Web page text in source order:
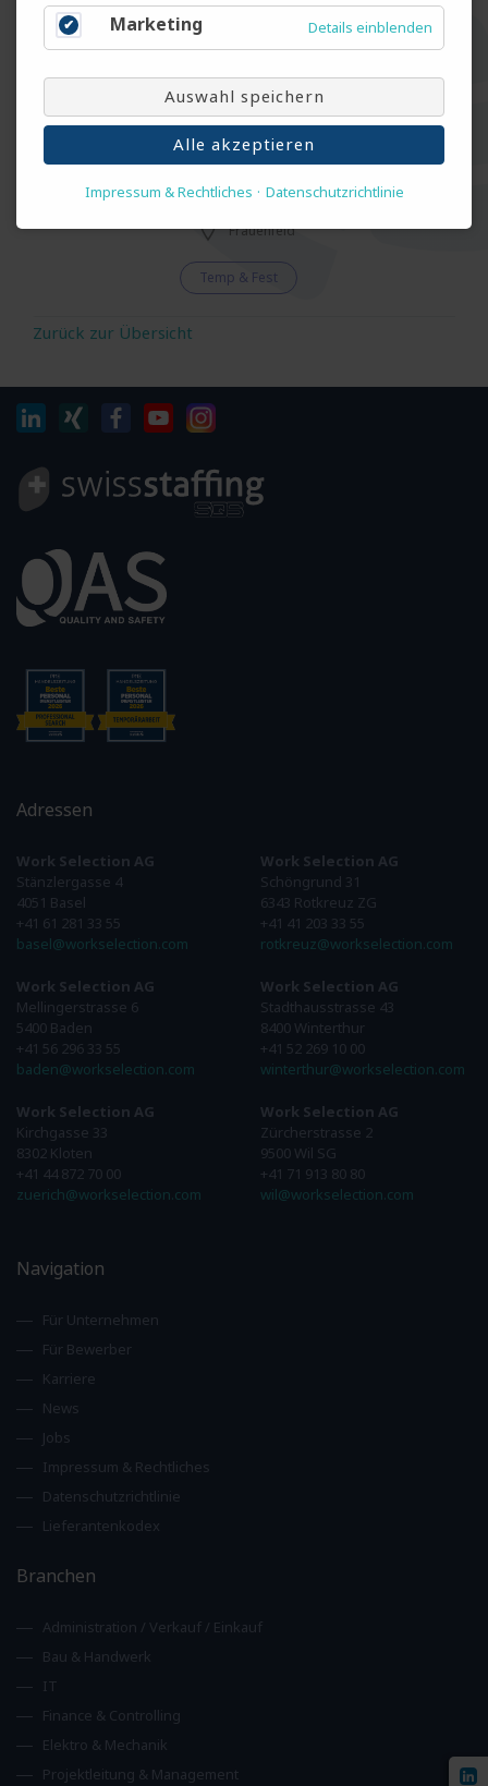
Maurer (m/w/d)
Temp & Fest
Dachdecker EFZ (m/w/d)
Frauenfeld
Temp & Fest
Zurück zur Übersicht
Adressen
Work Selection AG
Stänzlergasse 4
4051 Basel
+41 61 281 33 55
basel@workselection.com
Work Selection AG
Mellingerstrasse 6
5400 Baden
+41 56 296 33 55
baden@workselection.com
Work Selection AG
Kirchgasse 33
8302 Kloten
+41 44 872 70 00
zuerich@workselection.com
Work Selection AG
Schöngrund 31
6343 Rotkreuz ZG
+41 41 203 33 55
rotkreuz@workselection.com
Work Selection AG
Stadthausstrasse 43
8400 Winterthur
+41 52 269 10 00
winterthur@workselection.com
Work Selection AG
Zürcherstrasse 2
9500 Wil SG
+41 71 913 80 80
wil@workselection.com
Navigation
Für Unternehmen
Für Bewerber
Karriere
News
Jobs
Impressum & Rechtliches
Datenschutzrichtlinie
Lieferantenkodex
Branchen
Administration / Verkauf / Einkauf
Bau & Handwerk
IT
Finance & Controlling
Elektro & Mechanik
Projektleitung & Management
Marketing Details einblenden
Auswahl speichern
Alle akzeptieren
Impressum & Rechtliches Datenschutzrichtlinie